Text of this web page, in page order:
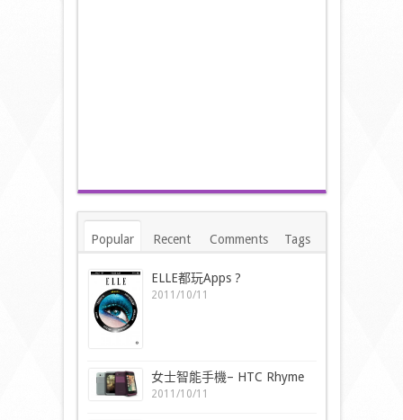
Popular Recent Comments Tags
ELLE都玩Apps ?
2011/10/11
女士智能手機– HTC Rhyme
2011/10/11